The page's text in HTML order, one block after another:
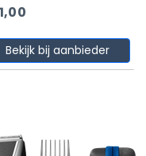
Bekijk bij aanbieder